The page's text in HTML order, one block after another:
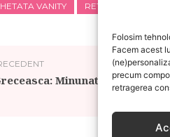
Folosim
Facem acest
precum
retragerea
VANITY RETETE CULINARE
Minunata si